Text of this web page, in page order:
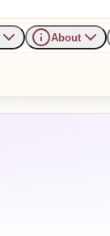
About